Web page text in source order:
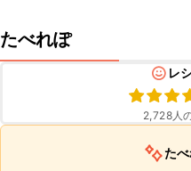
たべれぽ
レ
2,728人
た